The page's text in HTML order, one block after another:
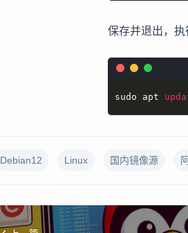
保存并退出，
sudo apt
Debian12 Linux 国内镜像源